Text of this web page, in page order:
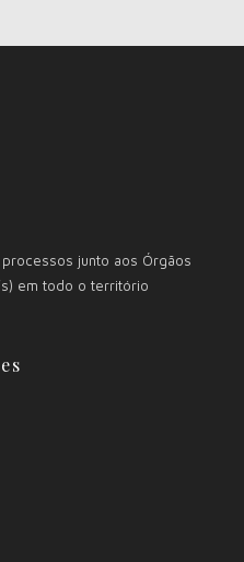
junto aos Órgãos
em todo o território